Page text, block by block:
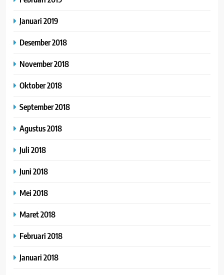
Januari 2019
Desember 2018
November 2018
Oktober 2018
September 2018
Agustus 2018
Juli 2018
Juni 2018
Mei 2018
Maret 2018
Februari 2018
Januari 2018